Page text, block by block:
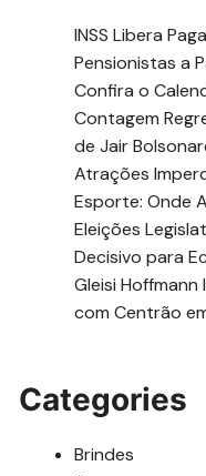
INSS Libera
Pensionistas a
Confira o
Contagem
de Jair
Atrações
Esporte: Onde
Eleições
Decisivo para
Gleisi
com Centrão
Categories
Brindes